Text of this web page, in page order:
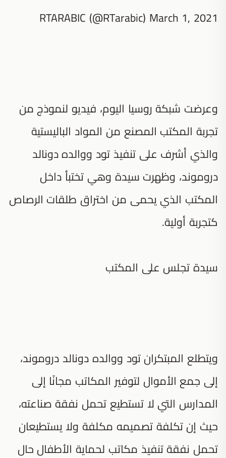
RTARABIC (@RTarabic) March 1, 2021
وعرضت شبكة روسيا اليوم، فيديو لنموذج من
تجربة المكتب المصنع من المواد الباليستية
والذي أشرف على تنفيذ تود ووالده دونالد
دروموند، وظهرت سيدة وهي تختبأ داخل
المكتب الذي يحمى من اختراق طلقات الرصاص
كتجربة أولية.
سيدة تجلس على المكتب
ويتطلع المبتكران تود ووالده دونالد دروموند،
إلى جمع الأموال لتوفير المكاتب مجانًا إلى
المدارس التي لا تستطيع تحمل نفقة صناعته،
حيث إن تكلفة تصميمه مكلفة ولا يستطيعان
تحمل نفقة تنفيذ مكاتب لحماية الأطفال حال